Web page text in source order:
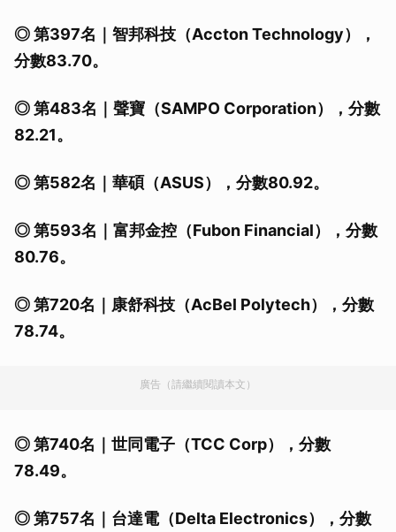
◎ 第397名｜智邦科技（Accton Technology），
分數83.70。
◎ 第483名｜聲寶（SAMPO Corporation），分數
82.21。
◎ 第582名｜華碩（ASUS），分數80.92。
◎ 第593名｜富邦金控（Fubon Financial），分數
80.76。
◎ 第720名｜康舒科技（AcBel Polytech），分數
78.74。
廣告（請繼續閱讀本文）
◎ 第740名｜世同電子（TCC Corp），分數
78.49。
◎ 第757名｜台達電（Delta Electronics），分數